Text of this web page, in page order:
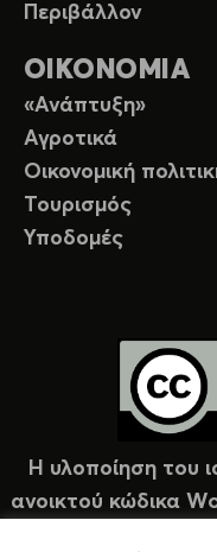
Περιβάλλον
ΟΙΚΟΝΟΜΙΑ
«Ανάπτυξη»
Αγροτικά
Οικονομική
Τουρισμός
Υποδομές
Η υλοποίηση του
ανοικτού κώδικα